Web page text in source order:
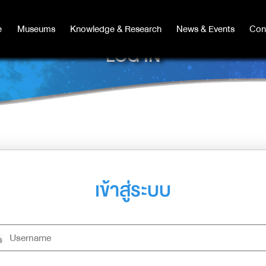
Museums Knowledge & Research News & Events
Museums Knowledge & Research News & Events
LOG IN
เข้าสู่ระบบ